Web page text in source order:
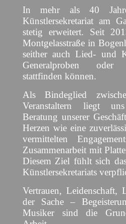
In mehr als 40
Künstlersekretariat am
stetig erweitert. Seit
Montgelasstraße in
seither auch Lied- und
Generalproben oder
stattfinden können.
Als Bindeglied
Veranstaltern liegt
Beratung unserer
Herzen wie eine
vermittelten
Zusammenarbeit mit
Diesem Ziel fühlt sich
Künstlersekretariats
Vertrauen, Leidenschaft,
der Sache –
Musiker sind die